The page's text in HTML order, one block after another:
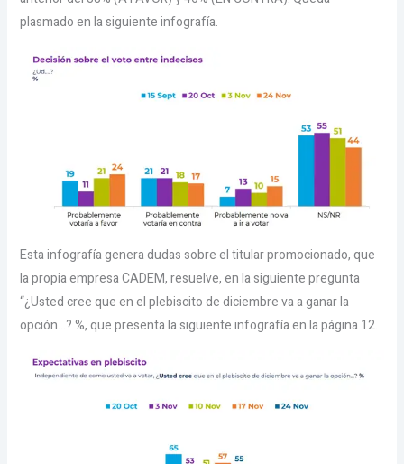
plasmado en la siguiente infografía.
Esta infografía genera dudas sobre el titular promocionado, que
la propia empresa CADEM, resuelve, en la siguiente pregunta
“¿Usted cree que en el plebiscito de diciembre va a ganar la
opción…? %, que presenta la siguiente infografía en la página 12.